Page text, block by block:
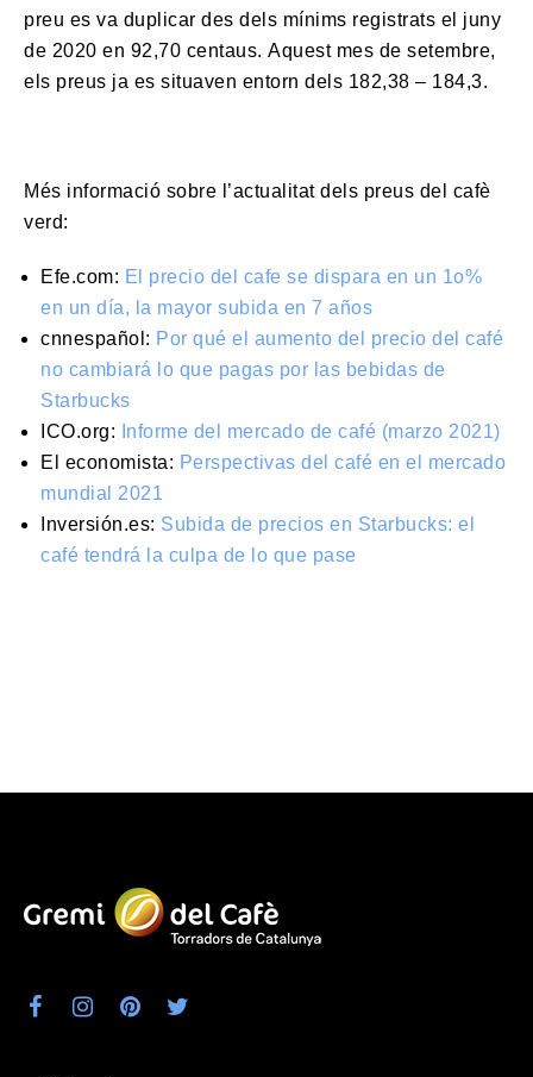
preu es va duplicar des dels mínims registrats el juny
de 2020 en 92,70 centaus. Aquest mes de setembre,
els preus ja es situaven entorn dels 182,38 – 184,3.
Més informació sobre l’actualitat dels preus del cafè
verd:
Efe.com: El precio del cafe se dispara en un 1o%
en un día, la mayor subida en 7 años
cnnespañol: Por qué el aumento del precio del café
no cambiará lo que pagas por las bebidas de
Starbucks
ICO.org:
Informe del mercado de café (marzo 2021)
El economista: Perspectivas del café en el mercado
mundial 2021
Inversión.es: Subida de precios en Starbucks: el
café tendrá la culpa de lo que pase